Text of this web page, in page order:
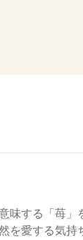
味する「苺
を愛する気持